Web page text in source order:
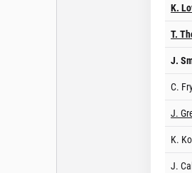
K.
T.
J.
C.
J.
K.
J.